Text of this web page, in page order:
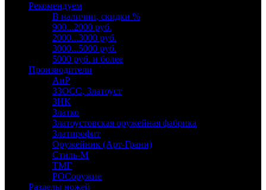
Рекомендуем
В наличии, скидки %
900...2000 руб.
2000...3000 руб.
3000...5000 руб.
5000 руб. и более
Производители
АиР
ЗЗОСС, Златоуст
ЗИК
Златко
Златоустовская оружейная фабрика
Златпрофит
Оружейник (Арт-Грани)
Стиль-М
ТМГ
РОСоружие
Разделы ножей